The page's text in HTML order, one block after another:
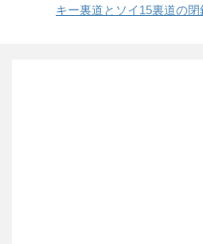
キー裏道とソイ15裏道の閉